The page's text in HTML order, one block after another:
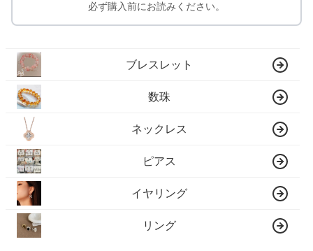
必ず購入前にお読みください。
ブレスレット
数珠
ネックレス
ピアス
イヤリング
リング